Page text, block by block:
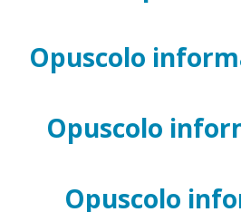
Opuscolo
Opuscolo
Opuscolo